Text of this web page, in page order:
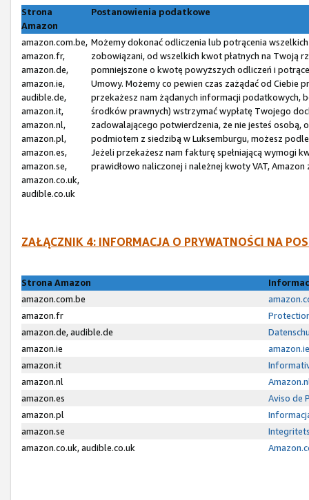
Strona
Amazon
Postanowienia podatkowe
amazon.com.be,
amazon.fr,
amazon.de,
amazon.ie,
audible.de,
amazon.it,
amazon.nl,
amazon.pl,
amazon.es,
amazon.se,
amazon.co.uk,
audible.co.uk
Możemy dokonać odliczenia lub potrącenia
zobowiązani, od wszelkich kwot płatnych na Twoją
pomniejszone o kwotę powyższych odliczeń i
Umowy. Możemy co pewien czas zażądać od Ciebie
przekażesz nam żądanych informacji podatkowych,
środków prawnych) wstrzymać wypłatę Twojego
zadowalającego potwierdzenia, że nie jesteś
podmiotem z siedzibą w Luksemburgu, możesz
Jeżeli przekażesz nam fakturę spełniającą wymogi
prawidłowo naliczonej i należnej kwoty VAT,
ZAŁĄCZNIK 4: INFORMACJA O PRYWATNOŚCI NA
Strona Amazon
amazon.com.be
amazon.fr
amazon.de, audible.de
amazon.ie
amazon.it
amazon.nl
amazon.es
Aviso de
amazon.pl
amazon.se
amazon.co.uk, audible.co.uk